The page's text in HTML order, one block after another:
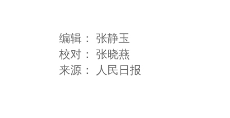
编辑： 张静玉
校对： 张晓燕